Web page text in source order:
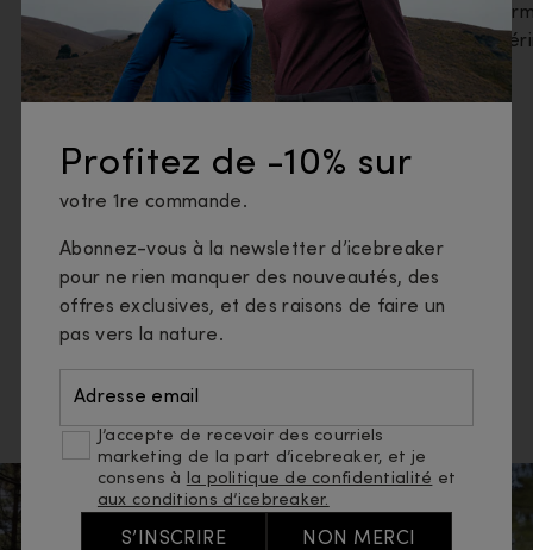
vêtements de performance, à partir de l’une
des matières les plus incroyables de la nature
la laine mérinos
Profitez de -10% sur
votre 1re commande.
Abonnez-vous à la newsletter d’icebreaker
pour ne rien manquer des nouveautés, des
offres exclusives, et des raisons de faire un
pas vers la nature.
Adresse email
J’accepte de recevoir des courriels
marketing de la part d’icebreaker, et je
consens à
la politique de confidentialité et
aux conditions d’icebreaker.
S’INSCRIRE NON MERCI